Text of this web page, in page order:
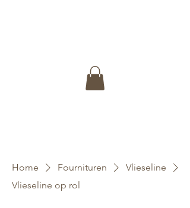
Home Fournituren
Vlieseline
Vlieseline op rol